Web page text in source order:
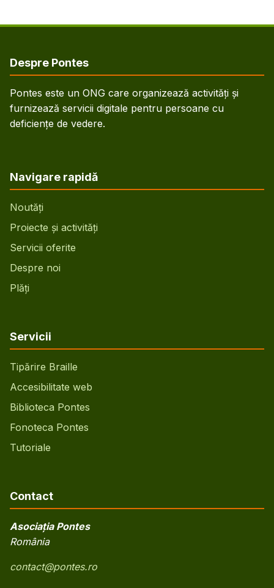
Despre Pontes
Pontes este un ONG care organizează activități și
furnizează servicii digitale pentru persoane cu
deficiențe de vedere.
Navigare rapidă
Noutăți
Proiecte și activități
Servicii oferite
Despre noi
Plăți
Servicii
Tipărire Braille
Accesibilitate web
Biblioteca Pontes
Fonoteca Pontes
Tutoriale
Contact
Asociația Pontes
România
contact@pontes.ro